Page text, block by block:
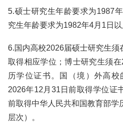
5.硕士研究生年龄要求为1987
究生年龄要求为1982年4月1日以
6.国内高校2026届硕士研究生
取得相应学位；博士研究生须
历学位证书。国（境）外高
2026年12月31日前取得学位证
前取得中华人民共和国教育部学
层次）。